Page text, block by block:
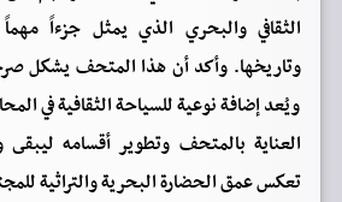
الثقافي والبحري الذي يمثل جزءاً
وتاريخها. وأكد أن هذا المتحف يشكل صرحاً
ويُعد إضافة نوعية للسياحة الثقافية في
العناية بالمتحف وتطوير أقسامه
تعكس عمق الحضارة البحرية والتراثية